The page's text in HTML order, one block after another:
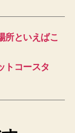
所といえばこ
トコースタ